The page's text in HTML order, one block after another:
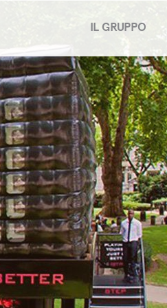
IL GRUPPO